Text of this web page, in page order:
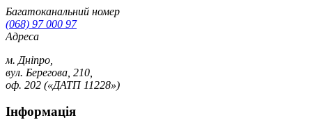
Багатоканальний номер
(068) 97 000 97
Адреса
м. Дніпро,
вул. Берегова, 210,
оф. 202 («ДАТП 11228»)
Інформація